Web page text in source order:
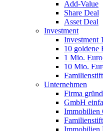
Add-Value
Share Deal
Asset Deal
Investment
Investment
10 goldene
1 Mio. Euro
10 Mio.
Unternehmen
Firma
GmbH
Immobilien
Immobilien